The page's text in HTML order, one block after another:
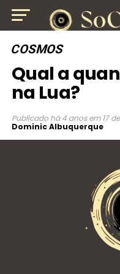
COSMOS
Qual a
na Lua?
Publicado há 4 anos em 17
Dominic Albuquerque